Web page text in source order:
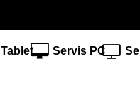
Servis PC